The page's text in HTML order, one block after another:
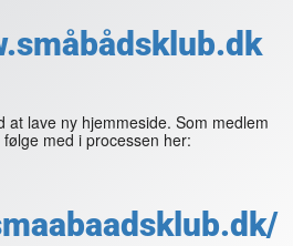
at lave ny hjemmeside. Som medlem
med i processen her: